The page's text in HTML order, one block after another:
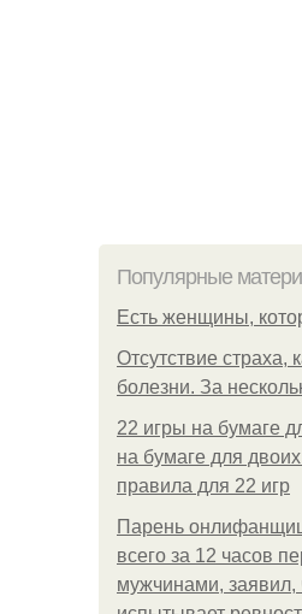
Популярные
Есть женщины,
Отсутствие страха,
болезни. За
22 игры на бумаге
на бумаге для
правила для 22 игр
Парень
всего за 12 часов
мужчинами, заявил,